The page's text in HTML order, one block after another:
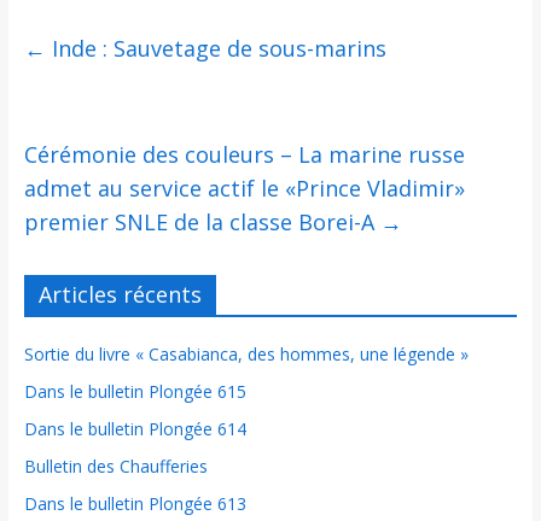
← Inde : Sauvetage de sous-marins
Cérémonie des couleurs – La marine russe
admet au service actif le «Prince Vladimir»
premier SNLE de la classe Borei-A →
Articles récents
Sortie du livre « Casabianca, des hommes, une légende »
Dans le bulletin Plongée 615
Dans le bulletin Plongée 614
Bulletin des Chaufferies
Dans le bulletin Plongée 613